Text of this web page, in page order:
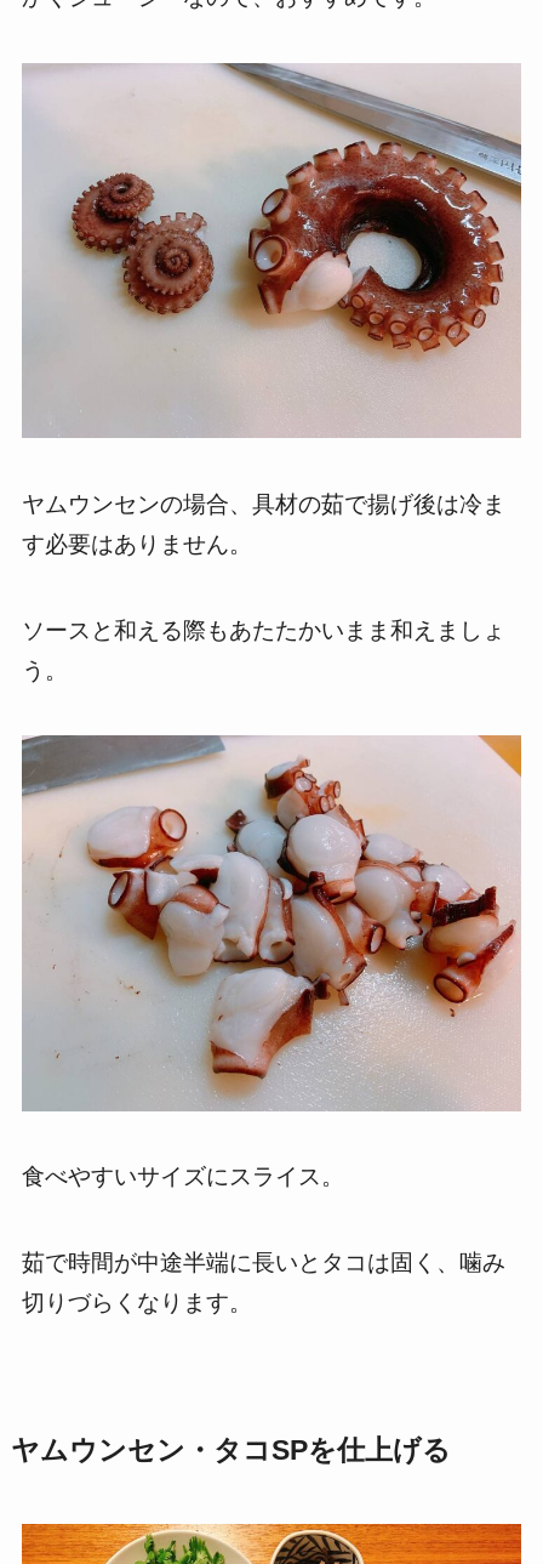
ヤムウンセンの場合、具材の茹で揚げ後は冷ま
す必要はありません。
ソースと和える際もあたたかいまま和えましょ
う。
食べやすいサイズにスライス。
茹で時間が中途半端に長いとタコは固く、噛み
切りづらくなります。
ヤムウンセン・タコSPを仕上げる